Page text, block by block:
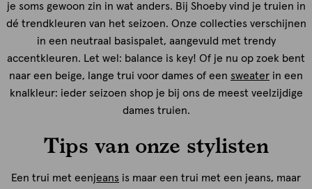
je soms gewoon zin in wat anders. Bij Shoeby vind je truien in
dé trendkleuren van het seizoen. Onze collecties verschijnen
in een neutraal basispalet, aangevuld met trendy
accentkleuren. Let wel: balance is key! Of je nu op zoek bent
naar een beige, lange trui voor dames of een sweater in een
knalkleur: ieder seizoen shop je bij ons de meest veelzijdige
dames truien.
Tips van onze stylisten
Een trui met eenjeans is maar een trui met een jeans, maar